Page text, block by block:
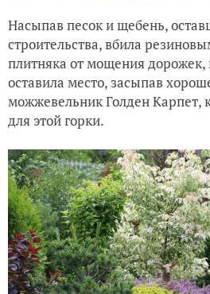
Насыпав песок и щебень,
строительства, вбила
плитняка от мощения дорожек,
оставила место, засыпав
можжевельник Голден Карпет,
для этой горки.